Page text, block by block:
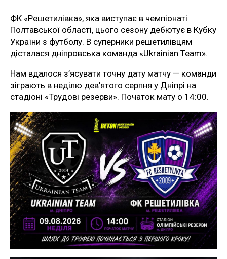
ФК «Решетилівка», яка виступає в чемпіонаті
Полтавської області, цього сезону дебютує в Кубку
України з футболу. В суперники решетилівцям
дісталася дніпровська команда «Ukrainian Team».
Нам вдалося з’ясувати точну дату матчу — команди
зіграють в неділю дев’ятого серпня у Дніпрі на
стадіоні «Трудові резерви». Початок мату о 14:00.